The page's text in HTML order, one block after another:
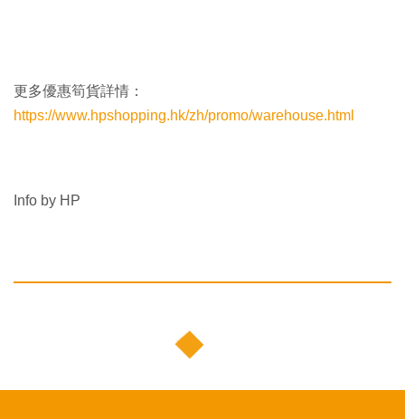
更多優惠筍貨詳情：
https://www.hpshopping.hk/zh/promo/warehouse.html
Info by HP